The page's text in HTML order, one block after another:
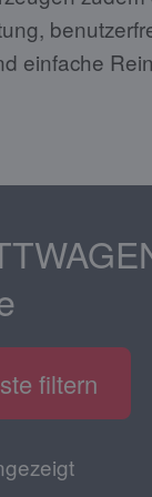
einfache
filtern